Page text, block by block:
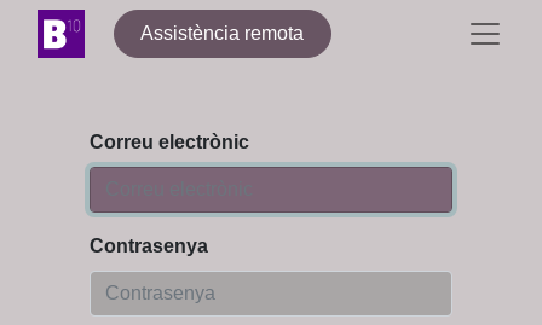
Assistència remota
Correu electrònic
Contrasenya